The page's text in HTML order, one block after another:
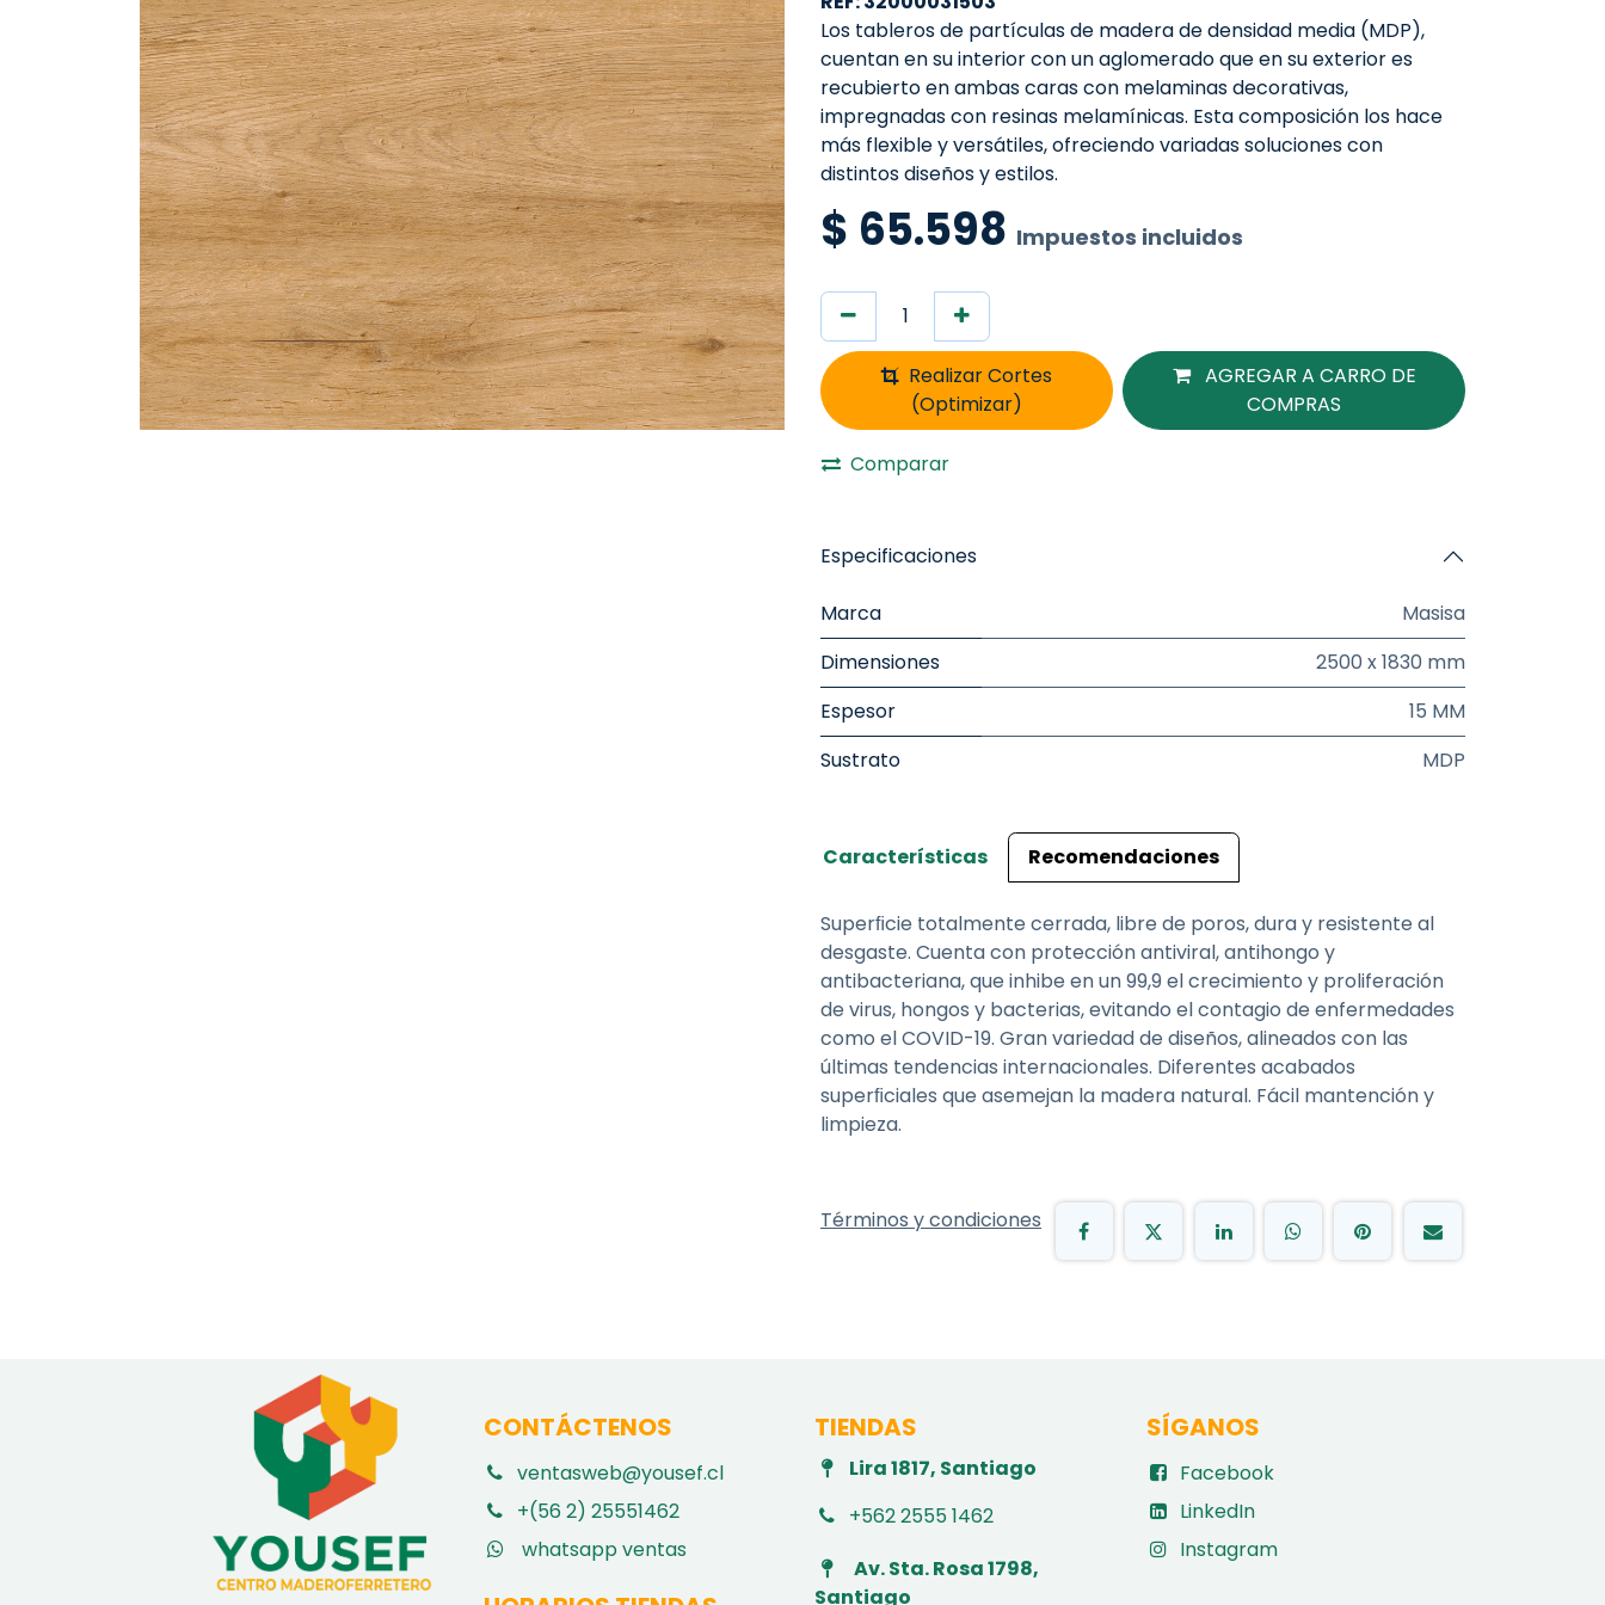
Los tableros de partículas de madera de densidad media (MDP),
cuentan en su interior con un aglomerado que en su exterior es
recubierto en ambas caras con melaminas decorativas,
impregnadas con resinas melamínicas. Esta composición los hace
más flexible y versátiles, ofreciendo variadas soluciones con
distintos diseños y estilos.
$ 65.598 Impuestos incluidos
Realizar Cortes
(Optimizar)
AGREGAR A CARRO DE
COMPRAS
Comparar
Especificaciones
Marca
Masisa
Dimensiones
2500 x 1830 mm
Espesor
15 MM
Sustrato
MDP
Características Recomendaciones
Superﬁcie totalmente cerrada, libre de poros, dura y resistente al
desgaste. Cuenta con protección antiviral, antihongo y
antibacteriana, que inhibe en un 99,9 el crecimiento y proliferación
de virus, hongos y bacterias, evitando el contagio de enfermedades
como el COVID-19. Gran variedad de diseños, alineados con las
últimas tendencias internacionales. Diferentes acabados
superﬁciales que asemejan la madera natural. Fácil mantención y
limpieza.
Términos y condiciones
CONTÁCTENOS
ventasweb@yousef.cl
+(56 2) 25551462
whatsapp ventas
TIENDAS
Lira 1817, Santiago
+562 2555 1462
Av. Sta. Rosa 1798,
Santiago
SÍGANOS
Facebook
LinkedIn
Instagram